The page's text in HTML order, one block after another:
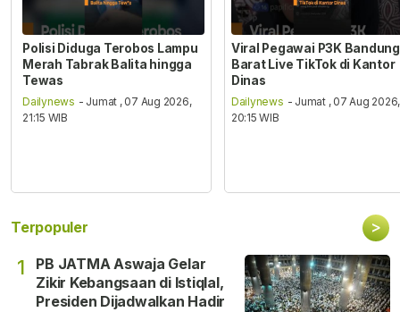
Polisi Diduga Terobos Lampu
Merah Tabrak Balita hingga
Tewas
Dailynews - Jumat , 07 Aug 2026,
21:15 WIB
Viral Pegawai P3K Bandung
Barat Live TikTok di Kantor
Dinas
Dailynews - Jumat , 07 Aug 2026,
20:15 WIB
Terpopuler >
1
PB JATMA Aswaja Gelar
Zikir Kebangsaan di Istiqlal,
Presiden Dijadwalkan Hadir